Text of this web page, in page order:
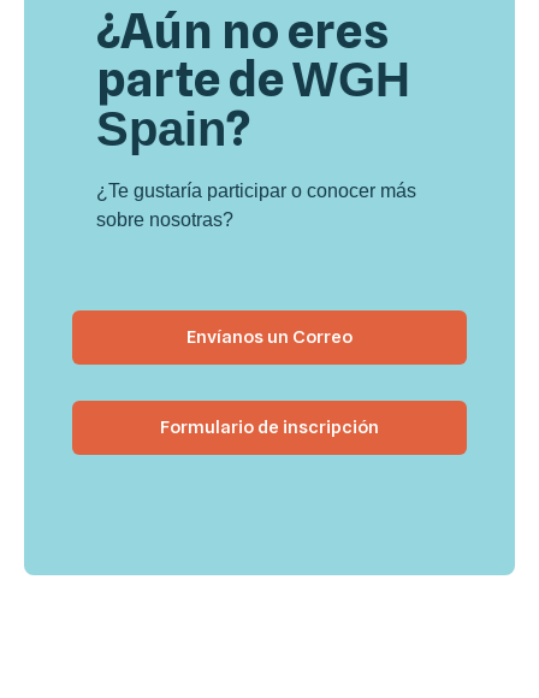
¿Aún no eres
parte deWGH
Spain?
¿Te gustaría participar o conocer más
sobre nosotras?
Envíanos un Correo
Formulario de inscripción